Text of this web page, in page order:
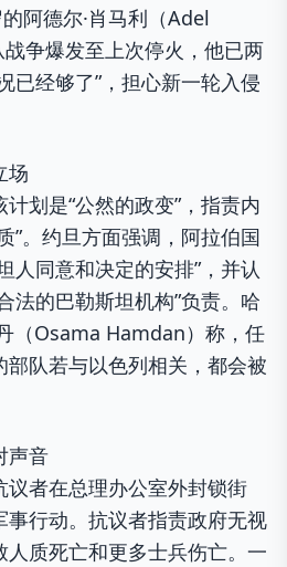
阿德尔·肖马利（Adel
争爆发至上次停火，他已两
已经够了”，担心新一轮入侵
场
划是“公然的政变”，指责内
”。约旦方面强调，阿拉伯国
人同意和决定的安排”，并认
法的巴勒斯坦机构”负责。哈
（Osama Hamdan）称，任
队若与以色列相关，都会被
声音
者在总理办公室外封锁街
行动。抗议者指责政府无视
质死亡和更多士兵伤亡。一